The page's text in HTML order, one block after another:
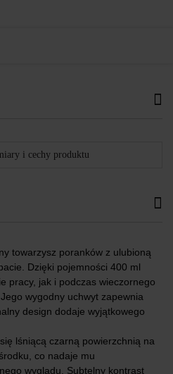
i cechy produktu
towarzysz poranków z ulubioną
Dzięki pojemności 400 ml
pracy, jak i podczas wieczornego
wygodny uchwyt zapewnia
design dodaje wyjątkowego
lśniącą czarną powierzchnią na
co nadaje mu
wyglądu. Subtelny kontrast